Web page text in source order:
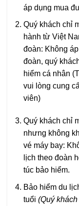
áp dụng mua
Quý khách chỉ
hành từ Việt
đoàn: Không
đoàn, quý
hiểm cá nhân
vui lòng cung
viên)
Quý khách chỉ
nhưng không
vé máy bay:
lịch theo đoàn
túc bảo hiểm.
Bảo hiểm du
tuổi (Quý